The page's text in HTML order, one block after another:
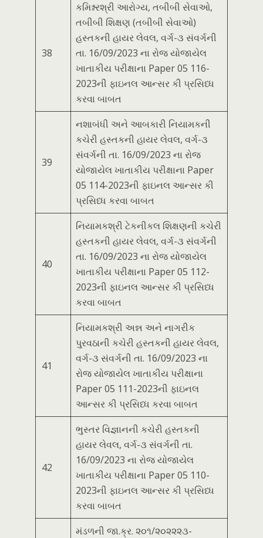
38
કમિશ્નરશ્રી આરોગ્ય, તબીબી સેવાઓ,
તબીબી શિક્ષણ (તબીબી સેવાઓ)
હસ્તકની હાયર લેવલ, વર્ગ-૩ સંવર્ગની
તા. 16/09/2023 ના રોજ યોજાયેલ
ખાતાકીય પરીક્ષાના Paper 05 116-
2023ની ફાઇનલ આન્સર કી પ્રસિધ્ધ
કરવા બાબત
39
નશાબંધી અને આબકારી નિયામકની
કચેરી હસ્તકની હાયર લેવલ, વર્ગ-૩
સંવર્ગની તા. 16/09/2023 ના રોજ
યોજાયેલ ખાતાકીય પરીક્ષાના Paper
05 114-2023ની ફાઇનલ આન્સર કી
પ્રસિધ્ધ કરવા બાબત
40
નિયામકશ્રી ટેકનીકલ શિક્ષણની કચેરી
હસ્તકની હાયર લેવલ, વર્ગ-૩ સંવર્ગની
તા. 16/09/2023 ના રોજ યોજાયેલ
ખાતાકીય પરીક્ષાના Paper 05 112-
2023ની ફાઇનલ આન્સર કી પ્રસિધ્ધ
કરવા બાબત
41
નિયામકશ્રી અન્ન અને નાગરીક
પુરવઠાની કચેરી હસ્તકની હાયર લેવલ,
વર્ગ-૩ સંવર્ગની તા. 16/09/2023 ના
રોજ યોજાયેલ ખાતાકીય પરીક્ષાના
Paper 05 111-2023ની ફાઇનલ
આન્સર કી પ્રસિધ્ધ કરવા બાબત
42
ભુસ્તર વિજ્ઞાનની કચેરી હસ્તકની
હાયર લેવલ, વર્ગ-૩ સંવર્ગની તા.
16/09/2023 ના રોજ યોજાયેલ
ખાતાકીય પરીક્ષાના Paper 05 110-
2023ની ફાઇનલ આન્સર કી પ્રસિધ્ધ
કરવા બાબત
મંડળની જા.ક્ર. ૨૦૧/૨૦૨૨૨૩-